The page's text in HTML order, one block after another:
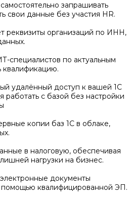
запрашивать
свои данные без участия HR.
реквизиты организаций по ИНН,
специалистов по актуальным
квалификацию.
удалённый доступ к вашей 1С
работать с базой без настройки
копии баз 1С в облаке,
в налоговую, обеспечивая
нагрузки на бизнес.
документы
помощью квалифицированной ЭП.